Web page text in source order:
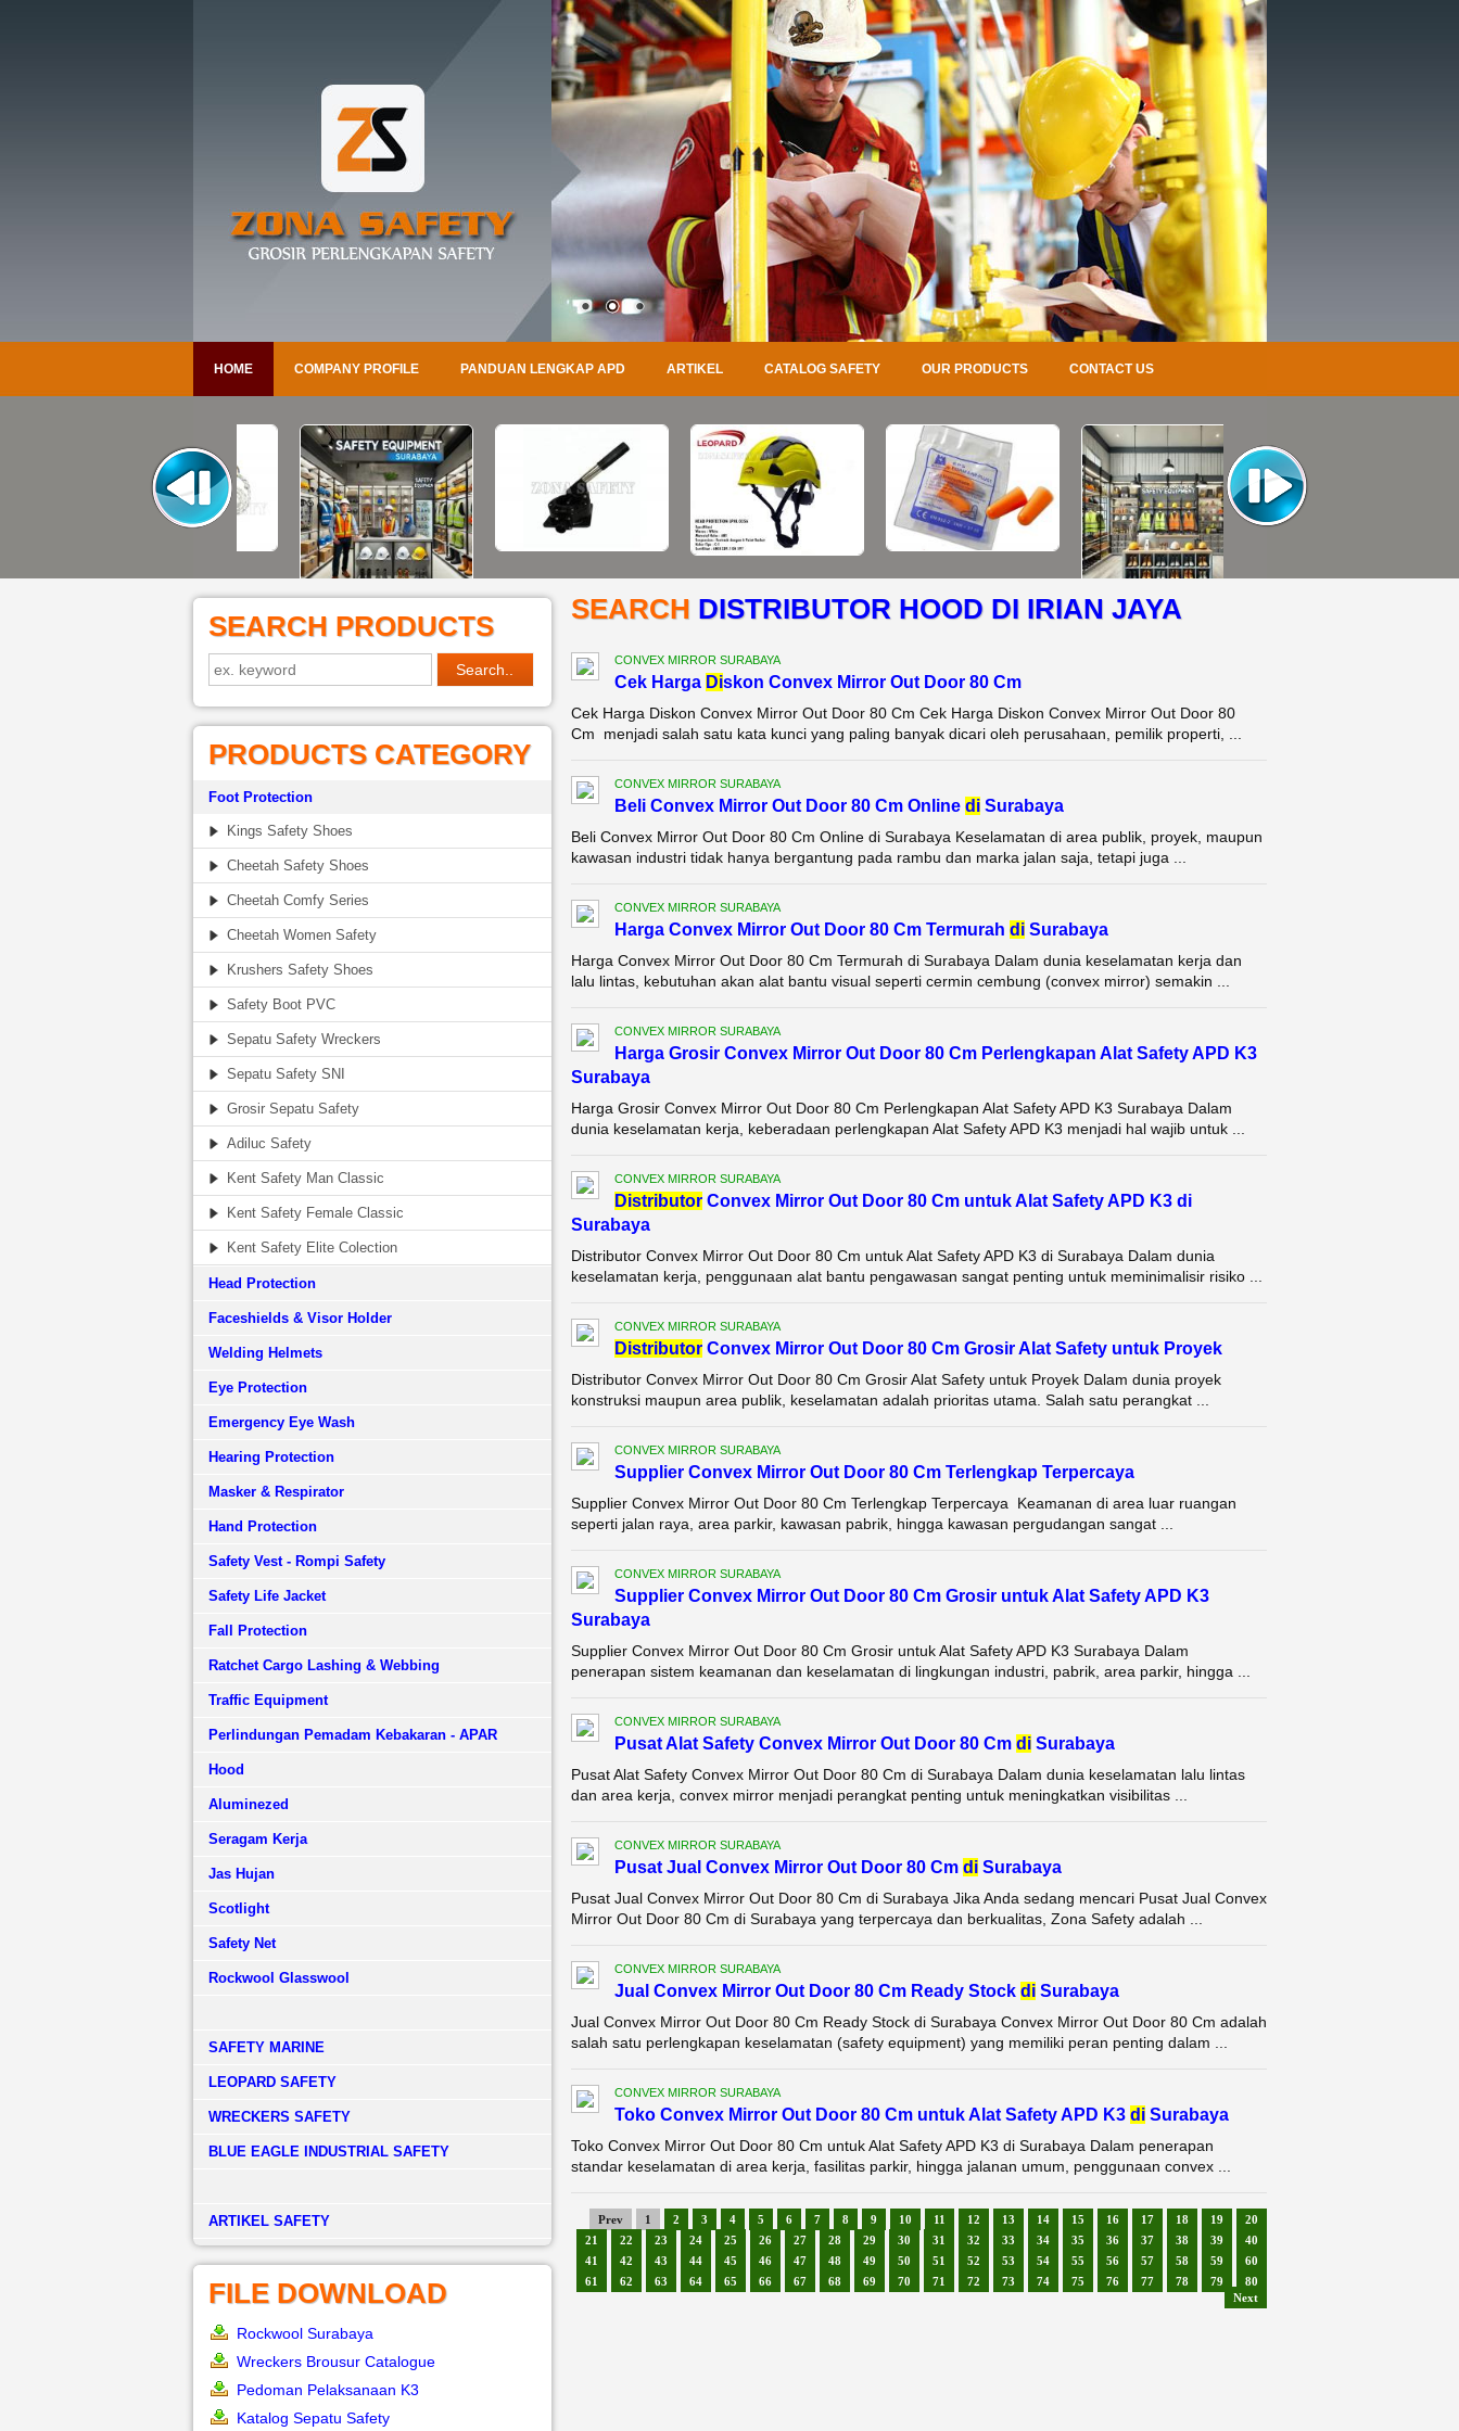
HOME COMPANY PROFILE PANDUAN LENGKAP APD ARTIKEL CATALOG SAFETY OUR PRODUCTS CONTACT US
SEARCH PRODUCTS
PRODUCTS CATEGORY
Foot Protection
Kings Safety Shoes
Cheetah Safety Shoes
Cheetah Comfy Series
Cheetah Women Safety
Krushers Safety Shoes
Safety Boot PVC
Sepatu Safety Wreckers
Sepatu Safety SNI
Grosir Sepatu Safety
Adiluc Safety
Kent Safety Man Classic
Kent Safety Female Classic
Kent Safety Elite Colection
Head Protection
Faceshields & Visor Holder
Welding Helmets
Eye Protection
Emergency Eye Wash
Hearing Protection
Masker & Respirator
Hand Protection
Safety Vest - Rompi Safety
Safety Life Jacket
Fall Protection
Ratchet Cargo Lashing & Webbing
Traffic Equipment
Perlindungan Pemadam Kebakaran - APAR
Hood
Aluminezed
Seragam Kerja
Jas Hujan
Scotlight
Safety Net
Rockwool Glasswool
SAFETY MARINE
LEOPARD SAFETY
WRECKERS SAFETY
BLUE EAGLE INDUSTRIAL SAFETY
­ARTIKEL SAFETY
FILE DOWNLOAD
Rockwool Surabaya
Wreckers Brousur Catalogue
Pedoman Pelaksanaan K3
Katalog Sepatu Safety
SEARCH DISTRIBUTOR HOOD DI IRIAN JAYA
CONVEX MIRROR SURABAYA
Cek Harga Diskon Convex Mirror Out Door 80 Cm
Cek Harga Diskon Convex Mirror Out Door 80 Cm Cek Harga Diskon Convex Mirror Out Door 80
Cm menjadi salah satu kata kunci yang paling banyak dicari oleh perusahaan, pemilik properti, ...
CONVEX MIRROR SURABAYA
Beli Convex Mirror Out Door 80 Cm Online diSurabaya
Beli Convex Mirror Out Door 80 Cm Online di Surabaya Keselamatan di area publik, proyek, maupun
kawasan industri tidak hanya bergantung pada rambu dan marka jalan saja, tetapi juga ...
CONVEX MIRROR SURABAYA
Harga Convex Mirror Out Door 80 Cm Termurah diSurabaya
Harga Convex Mirror Out Door 80 Cm Termurah di Surabaya Dalam dunia keselamatan kerja dan
lalu lintas, kebutuhan akan alat bantu visual seperti cermin cembung (convex mirror) semakin ...
CONVEX MIRROR SURABAYA
Harga Grosir Convex Mirror Out Door 80 Cm Perlengkapan Alat Safety APD K3
Surabaya
Harga Grosir Convex Mirror Out Door 80 Cm Perlengkapan Alat Safety APD K3 Surabaya Dalam
dunia keselamatan kerja, keberadaan perlengkapan Alat Safety APD K3 menjadi hal wajib untuk ...
CONVEX MIRROR SURABAYA
DistributorConvex Mirror Out Door 80 Cm untuk Alat Safety APD K3 di
Surabaya
Distributor Convex Mirror Out Door 80 Cm untuk Alat Safety APD K3 di Surabaya Dalam dunia
keselamatan kerja, penggunaan alat bantu pengawasan sangat penting untuk meminimalisir risiko ...
CONVEX MIRROR SURABAYA
DistributorConvex Mirror Out Door 80 Cm Grosir Alat Safety untuk Proyek
Distributor Convex Mirror Out Door 80 Cm Grosir Alat Safety untuk Proyek Dalam dunia proyek
konstruksi maupun area publik, keselamatan adalah prioritas utama. Salah satu perangkat ...
CONVEX MIRROR SURABAYA
Supplier Convex Mirror Out Door 80 Cm Terlengkap Terpercaya
Supplier Convex Mirror Out Door 80 Cm Terlengkap Terpercaya Keamanan di area luar ruangan
seperti jalan raya, area parkir, kawasan pabrik, hingga kawasan pergudangan sangat ...
CONVEX MIRROR SURABAYA
Supplier Convex Mirror Out Door 80 Cm Grosir untuk Alat Safety APD K3
Surabaya
Supplier Convex Mirror Out Door 80 Cm Grosir untuk Alat Safety APD K3 Surabaya Dalam
penerapan sistem keamanan dan keselamatan di lingkungan industri, pabrik, area parkir, hingga ...
CONVEX MIRROR SURABAYA
Pusat Alat Safety Convex Mirror Out Door 80 Cm diSurabaya
Pusat Alat Safety Convex Mirror Out Door 80 Cm di Surabaya Dalam dunia keselamatan lalu lintas
dan area kerja, convex mirror menjadi perangkat penting untuk meningkatkan visibilitas ...
CONVEX MIRROR SURABAYA
Pusat Jual Convex Mirror Out Door 80 Cm diSurabaya
Pusat Jual Convex Mirror Out Door 80 Cm di Surabaya Jika Anda sedang mencari Pusat Jual Convex
Mirror Out Door 80 Cm di Surabaya yang terpercaya dan berkualitas, Zona Safety adalah ...
CONVEX MIRROR SURABAYA
Jual Convex Mirror Out Door 80 Cm Ready Stock diSurabaya
Jual Convex Mirror Out Door 80 Cm Ready Stock di Surabaya Convex Mirror Out Door 80 Cm adalah
salah satu perlengkapan keselamatan (safety equipment) yang memiliki peran penting dalam ...
CONVEX MIRROR SURABAYA
Toko Convex Mirror Out Door 80 Cm untuk Alat Safety APD K3 diSurabaya
Toko Convex Mirror Out Door 80 Cm untuk Alat Safety APD K3 di Surabaya Dalam penerapan
standar keselamatan di area kerja, fasilitas parkir, hingga jalanan umum, penggunaan convex ...
Prev 1 2 3 4 5 6 7 8 9 10 11 12 13 14 15 16 17 18 19
20
21
22 23 24 25 26 27 28 29 30 31 32 33 34 35 36 37 38 39
40
41
42 43 44 45 46 47 48 49 50 51 52 53 54 55 56 57 58 59
60
61
62 63 64 65 66 67 68 69 70 71 72 73 74 75 76 77 78 79
80
Next